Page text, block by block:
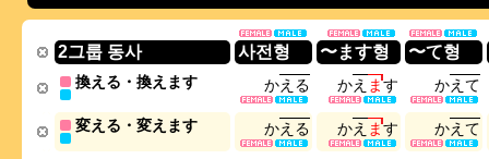
2그룹 동사 사전형 〜ます형 〜て형
換える・換えます かえ る かえ ます かえ て
変える・変えます かえ る かえ ます かえ て